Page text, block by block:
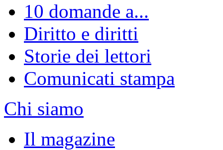
10 domande a...
Diritto e diritti
Storie dei lettori
Comunicati stampa
Chi siamo
Il magazine